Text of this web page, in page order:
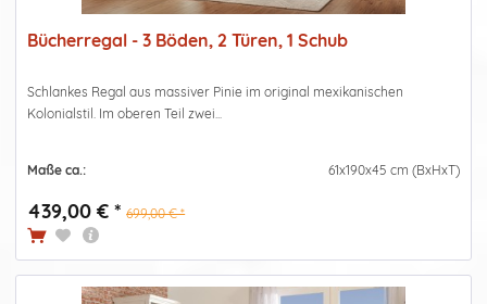
Bücherregal - 3 Böden, 2 Türen, 1 Schub
Schlankes Regal aus massiver Pinie im original mexikanischen
Kolonialstil. Im oberen Teil zwei...
Maße ca.: 61x190x45 cm (BxHxT)
439,00 € * 699,00 € *